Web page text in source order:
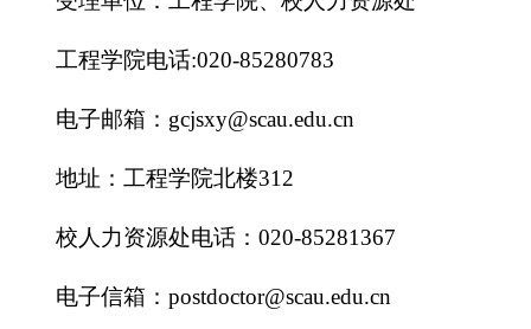
工程学院电话:020-85280783
电子邮箱： gcjsxy@scau.edu.cn
地址：工程学院北楼312
校人力资源处电话： 020-85281367
电子信箱： postdoctor@scau.edu.cn